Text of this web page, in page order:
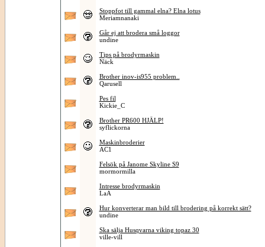
Stoppfot till gammal elna? Elna lotus
Meriamnanaki
Går ej att brodera små loggor
undine
Tips på brodyrmaskin
Näck
Brother inov-is955 problem..
Qarusell
Pes fil
Kickie_C
Brother PR600 HJÄLP!
syflickorna
Maskinbroderier
AC1
Felsök på Janome Skyline S9
mormormilla
Intresse brodyrmaskin
LaA
Hur konverterar man bild till brodering på korrekt sätt?
undine
Ska sälja Husqvarna viking topaz 30
ville-vill